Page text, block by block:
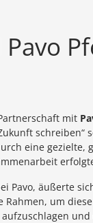
Pavo
mit
eine gezielte,
Pavo, äußerte
Rahmen, um
aufzuschlagen